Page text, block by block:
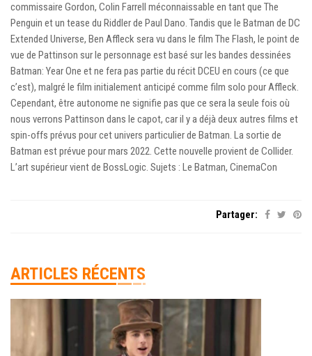
commissaire Gordon, Colin Farrell méconnaissable en tant que The
Penguin et un tease du Riddler de Paul Dano. Tandis que le Batman de DC
Extended Universe, Ben Affleck sera vu dans le film The Flash, le point de
vue de Pattinson sur le personnage est basé sur les bandes dessinées
Batman: Year One et ne fera pas partie du récit DCEU en cours (ce que
c’est), malgré le film initialement anticipé comme film solo pour Affleck.
Cependant, être autonome ne signifie pas que ce sera la seule fois où
nous verrons Pattinson dans le capot, car il y a déjà deux autres films et
spin-offs prévus pour cet univers particulier de Batman. La sortie de
Batman est prévue pour mars 2022. Cette nouvelle provient de Collider.
L’art supérieur vient de BossLogic. Sujets : Le Batman, CinemaCon
Partager:
ARTICLES RÉCENTS